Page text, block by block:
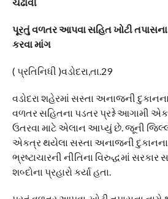
પૂરતું વળતર આપવા સહિત ખોટી
કરવા માંગ
( પ્રતિનિધી )વડોદરા,તા.29
વડોદરા શહેરમાં સસ્તા અનાજની
વળતર સહિતના પડતર પ્રશ્ને આગામી
ઉતરવા માટે એલાન આપ્યું છે. જૂની
એકત્ર થયેલા સસ્તા અનાજની
ભ્રષ્ટાચારની નીતિના વિરુદ્ધમાં સરકાર
શબ્દોના પ્રહારો કર્યા હતા.